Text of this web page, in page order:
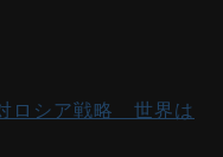
ロシア戦略 世界は